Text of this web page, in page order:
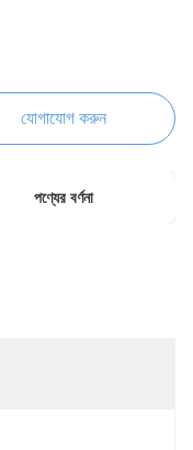
যোগাযোগ করুন
পণ্যের বর্ণনা